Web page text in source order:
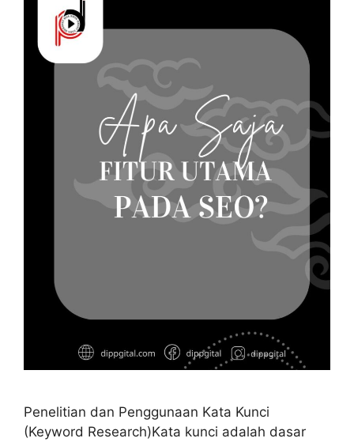
Penelitian dan Penggunaan Kata Kunci
(Keyword Research)Kata kunci adalah dasar